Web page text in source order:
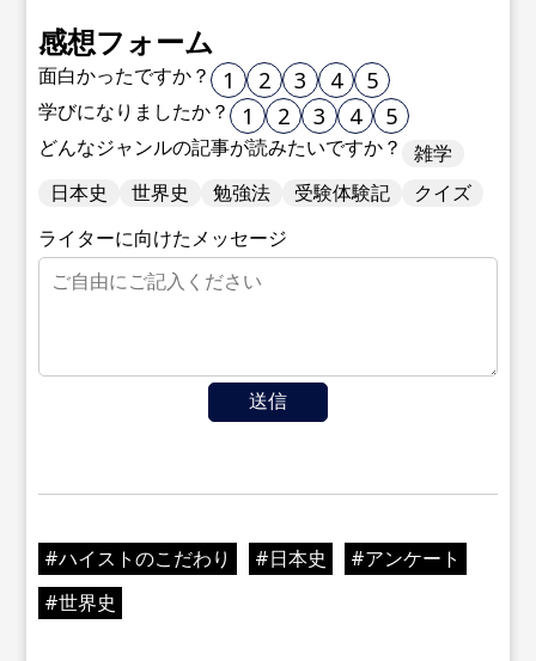
感想フォーム
面白かったですか？ 1 2 3 4 5
学びになりましたか？ 1 2 3 4 5
どんなジャンルの記事が読みたいですか？
雑学
日本史
世界史 勉強法 受験体験記
クイズ
ライターに向けたメッセージ
送信
#ハイストのこだわり #日本史 #アンケート
#世界史